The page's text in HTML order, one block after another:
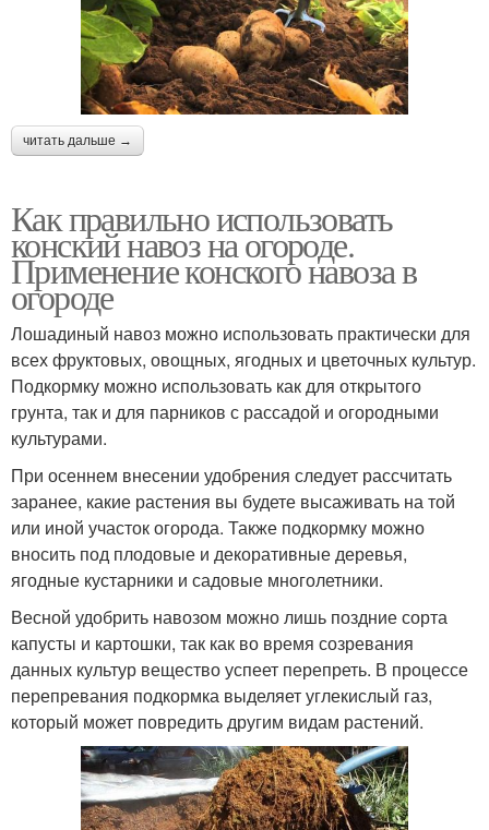
читать дальше →
Как правильно использовать
конский навоз на огороде.
Применение конского навоза в
огороде
Лошадиный навоз можно использовать практически для
всех фруктовых, овощных, ягодных и цветочных культур.
Подкормку можно использовать как для открытого
грунта, так и для парников с рассадой и огородными
культурами.
При осеннем внесении удобрения следует рассчитать
заранее, какие растения вы будете высаживать на той
или иной участок огорода. Также подкормку можно
вносить под плодовые и декоративные деревья,
ягодные кустарники и садовые многолетники.
Весной удобрить навозом можно лишь поздние сорта
капусты и картошки, так как во время созревания
данных культур вещество успеет перепреть. В процессе
перепревания подкормка выделяет углекислый газ,
который может повредить другим видам растений.